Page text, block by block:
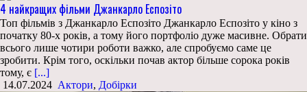
4 найкращих фільми Джанкарло Еспозіто
Топ фільмів з Джанкарло Еспозіто Джанкарло Еспозіто у кіно з
початку 80-х років, а тому його портфоліо дуже масивне. Обрати
всього лише чотири роботи важко, але спробуємо саме це
зробити. Крім того, оскільки почав актор більше сорока років
тому, є [...]
14.07.2024 Актори, Добірки